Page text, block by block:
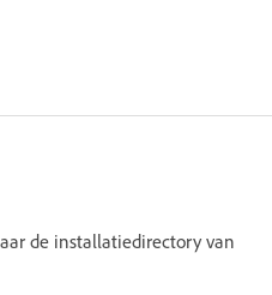
de installatiedirectory van